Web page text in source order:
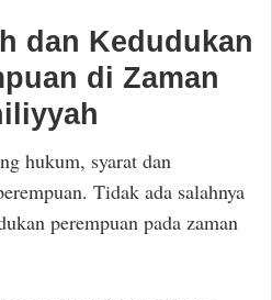
dan Kedudukan
di Zaman
hukum, syarat dan
Tidak ada salahnya
perempuan pada zaman